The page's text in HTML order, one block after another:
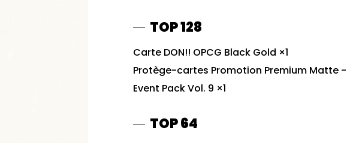
TOP 128
Carte DON!! OPCG Black Gold ×1
Protège-cartes Promotion Premium Matte
Event Pack Vol. 9 ×1
TOP 64